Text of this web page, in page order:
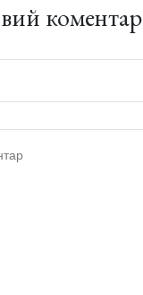
коментар